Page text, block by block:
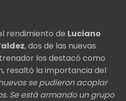
rendimiento de Luciano
, dos de las nuevas
los destacó como
resaltó la importancia del
se pudieron acoplar
Se está armando un grupo